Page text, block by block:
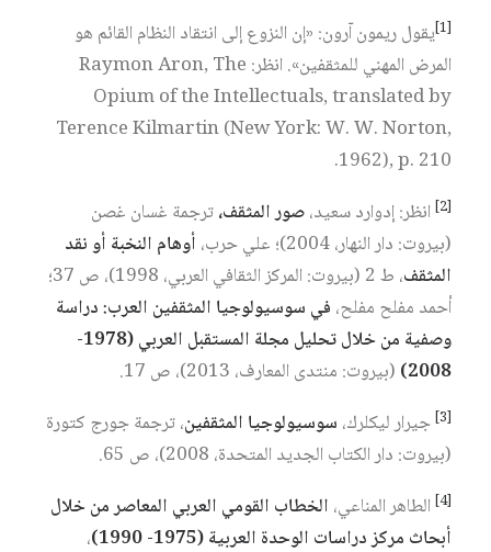
[1] يقول ريمون آرون: «إن النزوع إلى انتقاد النظام القائم هو
المرض المهني للمثقفين». انظر: Raymon Aron, The
Opium of the Intellectuals, translated by
Terence Kilmartin (New York: W. W. Norton,
1962), p. 210.
[2] انظر: إدوارد سعيد،صور المثقف،ترجمة غسان غصن
(بيروت: دار النهار، 2004)؛ علي حرب،
أوهام النخبة أو نقد
المثقف
، ط 2 (بيروت: المركز الثقافي العربي، 1998)، ص 37؛
أحمد مفلح مفلح، في سوسيولوجيا المثقفين العرب: دراسة
وصفية من خلال تحليل مجلة المستقبل العربي (1978-
2008) (بيروت: منتدى المعارف، 2013)، ص 17.
[3] جيرار ليكلرك، سوسيولوجيا المثقفين، ترجمة جورج كتورة
(بيروت: دار الكتاب الجديد المتحدة، 2008)، ص 65.
[4] الطاهر المناعي، الخطاب القومي العربي المعاصر من خلال
أبحاث مركز دراسات الوحدة العربية (1975- 1990)
،